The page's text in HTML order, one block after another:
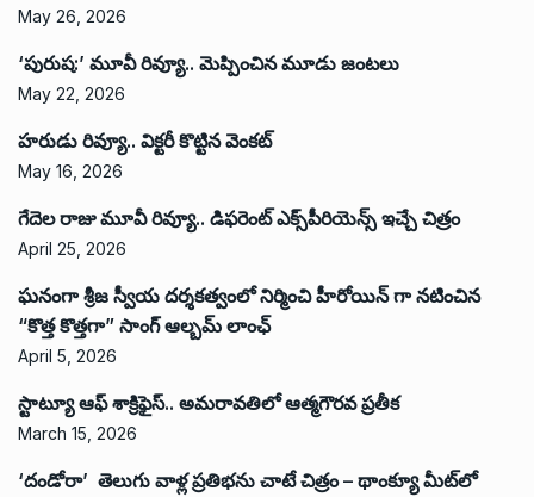
May 26, 2026
‘పురుష:’ మూవీ రివ్యూ.. మెప్పించిన మూడు జంటలు
May 22, 2026
హరుడు రివ్యూ.. విక్టరీ కొట్టిన వెంకట్
May 16, 2026
గేదెల రాజు మూవీ రివ్యూ.. డిఫరెంట్ ఎక్స్‌పీరియెన్స్ ఇచ్చే చిత్రం
April 25, 2026
ఘనంగా శ్రీజ స్వీయ దర్శకత్వంలో నిర్మించి హీరోయిన్ గా నటించిన
“కొత్త కొత్తగా” సాంగ్ ఆల్బమ్ లాంఛ్
April 5, 2026
స్టాట్యూ ఆఫ్ శాక్రిఫైస్.. అమరావతిలో ఆత్మగౌరవ ప్రతీక
March 15, 2026
‘దండోరా’ తెలుగు వాళ్ల ప్రతిభను చాటే చిత్రం – థాంక్యూ మీట్‌లో